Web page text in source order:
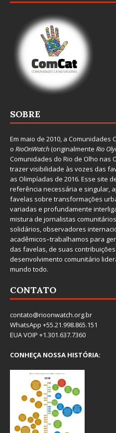
SOBRE
Em maio de 2010, a Comunidades
o RioOnWatch(originalmente Rio
Comunidades do Rio de Olho nas
trazer visibilidade às vozes das
as Olimpíadas de 2016. Esse site
referência necessária e singular,
favelas sobre transformações
variadas e profundamente
mistura de jornalistas
solidários, observadores
acadêmicos–trabalhamos para
das favelas, de suas
desenvolvimento comunitário
mundo todo.
CONTATO
contato@rioonwatch.org.br
WhatsApp +55.21.998.865.151
EUA VOIP +1.301.637.7360
CONHEÇA NOSSA HISTÓRIA: